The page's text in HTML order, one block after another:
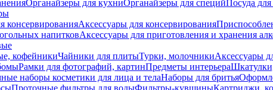
Органайзеры для кухниОрганайзеры для специйПосуда для
консервированияАксессуары для консервирования
напитковАксессуары для приготовления и хранения
кофейникиЧайники для плитыТурки, молочникиАксессуары
Рамки для фотографий, картинПредметы интерьера
наборы косметики для лица и телаНаборы для бритья
Проточные фильтры для водыФильтры-кувшиныКартриджи,